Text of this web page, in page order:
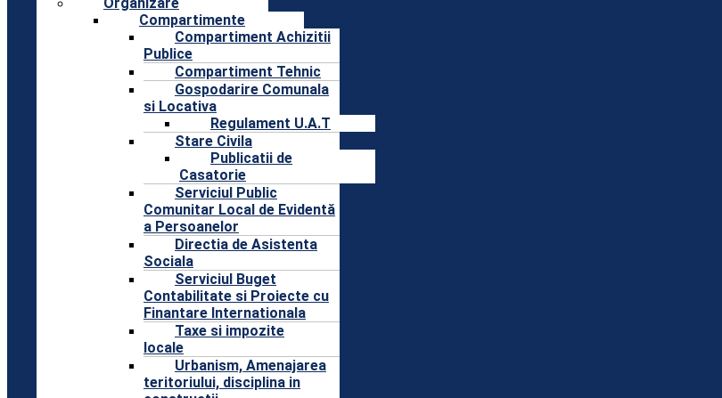
Organizare
Compartimente
Compartiment Achizitii
Publice
Compartiment Tehnic
Gospodarire Comunala
si Locativa
Regulament U.A.T
Stare Civila
Publicatii de
Casatorie
Serviciul Public
Comunitar Local de Evidentă
a Persoanelor
Directia de Asistenta
Sociala
Serviciul Buget
Contabilitate si Proiecte cu
Finantare Internationala
Taxe si impozite
locale
Urbanism, Amenajarea
teritoriului, disciplina in